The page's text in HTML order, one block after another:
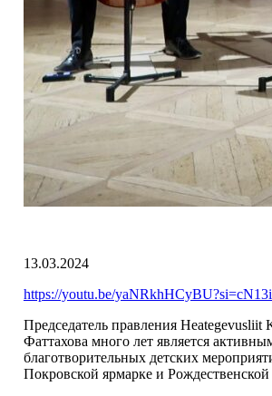
13.03.2024
https://youtu.be/
Председатель правления
Фаттахова много лет является
благотворительных детских
Покровской ярмарке и Рождественской